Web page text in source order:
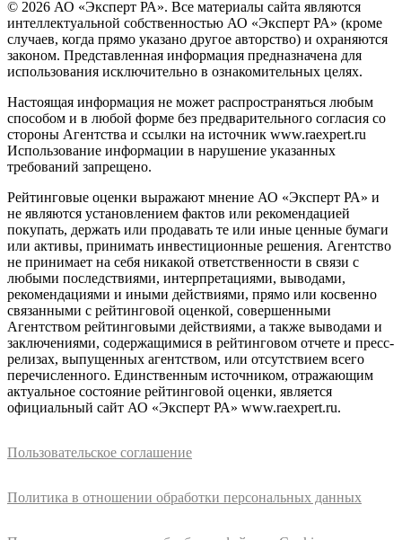
© 2026 АО «Эксперт РА». Все материалы сайта являются
интеллектуальной собственностью АО «Эксперт РА» (кроме
случаев, когда прямо указано другое авторство) и охраняются
законом. Представленная информация предназначена для
использования исключительно в ознакомительных целях.
Настоящая информация не может распространяться любым
способом и в любой форме без предварительного согласия со
стороны Агентства и ссылки на источник www.raexpert.ru
Использование информации в нарушение указанных
требований запрещено.
Рейтинговые оценки выражают мнение АО «Эксперт РА» и
не являются установлением фактов или рекомендацией
покупать, держать или продавать те или иные ценные бумаги
или активы, принимать инвестиционные решения. Агентство
не принимает на себя никакой ответственности в связи с
любыми последствиями, интерпретациями, выводами,
рекомендациями и иными действиями, прямо или косвенно
связанными с рейтинговой оценкой, совершенными
Агентством рейтинговыми действиями, а также выводами и
заключениями, содержащимися в рейтинговом отчете и пресс-
релизах, выпущенных агентством, или отсутствием всего
перечисленного. Единственным источником, отражающим
актуальное состояние рейтинговой оценки, является
официальный сайт АО «Эксперт РА» www.raexpert.ru.
Пользовательское соглашение
Политика в отношении обработки персональных данных